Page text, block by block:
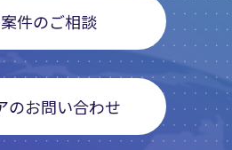
件のご相談
のお問い合わせ